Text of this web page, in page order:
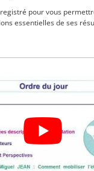
pour vous
essentielles de ses